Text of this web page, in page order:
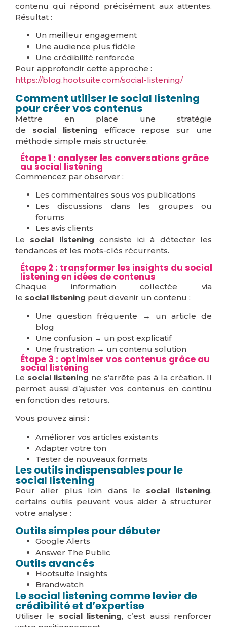
contenu qui répond précisément aux attentes.
Résultat :
Un meilleur engagement
Une audience plus fidèle
Une crédibilité renforcée
Pour approfondir cette approche :
https://blog.hootsuite.com/social-listening/
Comment utiliser le social listening
pour créer vos contenus
Mettre en place une stratégie
de social listening efficace repose sur une
méthode simple mais structurée.
Étape 1 : analyser les conversations grâce
au social listening
Commencez par observer :
Les commentaires sous vos publications
Les discussions dans les groupes ou
forums
Les avis clients
Le social listening consiste ici à détecter les
tendances et les mots-clés récurrents.
Étape 2 : transformer les insights du social
listening en idées de contenus
Chaque information collectée via
le social listening peut devenir un contenu :
Une question fréquente → un article de
blog
Une confusion → un post explicatif
Une frustration → un contenu solution
Étape 3 : optimiser vos contenus grâce au
social listening
Le social listening ne s’arrête pas à la création. Il
permet aussi d’ajuster vos contenus en continu
en fonction des retours.
Vous pouvez ainsi :
Améliorer vos articles existants
Adapter votre ton
Tester de nouveaux formats
Les outils indispensables pour le
social listening
Pour aller plus loin dans le social listening,
certains outils peuvent vous aider à structurer
votre analyse :
Outils simples pour débuter
Google Alerts
Answer The Public
Outils avancés
Hootsuite Insights
Brandwatch
Le social listening comme levier de
crédibilité et d’expertise
Utiliser le social listening, c’est aussi renforcer